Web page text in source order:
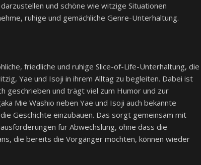
und schöne wie witzige Situationen
ruhige und gemächliche Genre-Unterhaltung.
friedliche und ruhige Slice-of-Life-Unterhaltung, die
Yae und Isoji in ihrem Alltag zu begleiten. Dabei ist
geschrieben und trägt viel zum Humor und zur
Mie Washio neben Yae und Isoji auch bekannte
Geschichte einzubauen. Das sorgt gemeinsam mit
für Abwechslung, ohne dass die
die bereits die Vorgänger mochten, können wieder